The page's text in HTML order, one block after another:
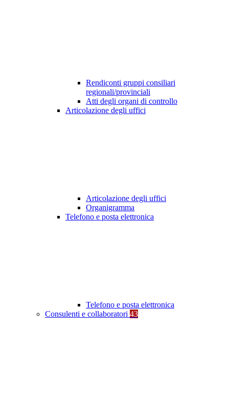
Rendiconti gruppi consiliari
regionali/provinciali
Atti degli organi di controllo
Articolazione degli uffici
Articolazione degli uffici
Organigramma
Telefono e posta elettronica
Telefono e posta elettronica
Consulenti e collaboratori 43